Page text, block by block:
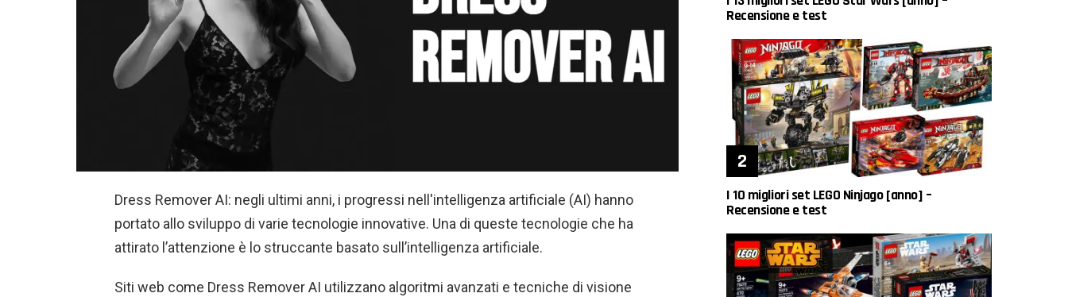
Dress Remover AI: negli ultimi anni, i progressi nell'intelligenza artificiale (AI) hanno
portato allo sviluppo di varie tecnologie innovative. Una di queste tecnologie che ha
attirato l’attenzione è lo struccante basato sull’intelligenza artificiale.
Siti web come Dress Remover AI utilizzano algoritmi avanzati e tecniche di visione
Recensione e test
I 10 migliori set LEGO Ninjago [anno] –
Recensione e test